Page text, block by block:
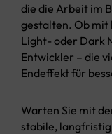
die die Arbeit im
gestalten. Ob mit
Light- oder Dark
Entwickler – die
Endeffekt für
Warten Sie mit
stabile,